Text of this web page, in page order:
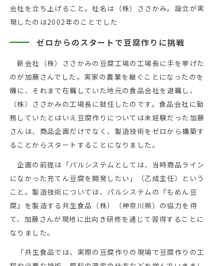
会社を立ち上げること。社名は（株）ささかみ。設立が実
現したのは2002年のことでした
ゼロからのスタートで豆腐作りに挑戦
新会社（株）ささかみの豆腐工場の工場長に手を挙げた
のが加藤さんでした。実家の農業を継ぐことになったのを
機に、それまで在職していた地元の食品会社を退職し、
（株）ささかみの工場長に就任したのです。食品会社に勤
務していたとはいえ豆腐作りについては未経験だった加藤
さんは、商品企画だけでなく、製造技術をゼロから構築す
ることからスタートすることになりました。
企画の前提は「パルシステムとしては、当時商品ライン
になかった充てん豆腐を開発したい」（乙成主任）という
こと。製造技術については、パルシステムの『もめん豆
腐』を製造する共生食品（株）（神奈川県）の協力を得
て、加藤さんが現地に出向き研修を通じて習得することに
なりました。
「共生食品では、実際の豆腐作りの現場で豆腐作りの工